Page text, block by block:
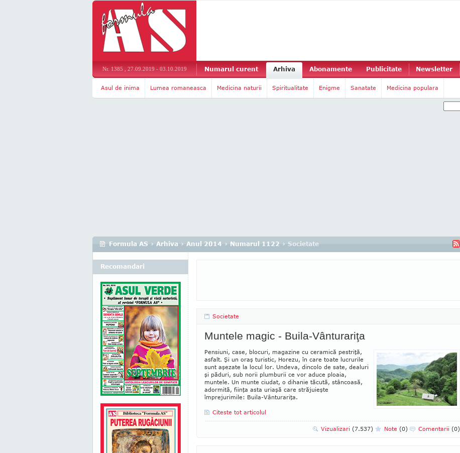
Nr. 1385 , 27.09.2019 - 03.10.2019 Numarul curent Arhiva Abonamente Publicitate Newsletter
Asul de inima Lumea romaneasca Medicina naturii Spiritualitate Enigme Sanatate Medicina populara
Formula AS › Arhiva › Anul 2014 › Numarul 1122 › Societate
Societate
Muntele magic - Buila-Vânturariţa
Pensiuni, case, blocuri, magazine cu ceramică pestriţă,
asfalt. Şi un oraş turistic, Horezu, în care toate lucrurile
sunt aşezate la locul lor. Undeva, dincolo de sate, dealuri
şi păduri, sub norii plum­burii ce vor aduce ploaia,
muntele. Un munte ciudat, o dihanie tăcută, stâncoasă,
adormită, fiinţa asta uriaşă care străjuieşte
împrejurimile: Buila-Vân­turariţa.
Citeste tot articolul
Vizualizari (7.537) Note (0) Comentarii (0)
Recomandari